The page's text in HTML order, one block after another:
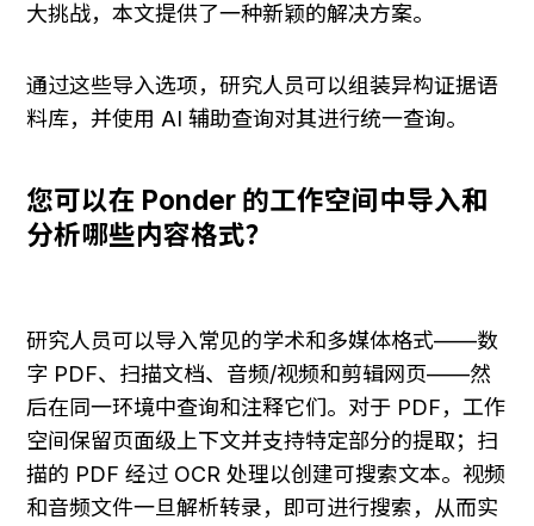
大挑战，本文提供了一种新颖的解决方案。
通过这些导入选项，研究人员可以组装异构证据语
料库，并使用 AI 辅助查询对其进行统一查询。
您可以在 Ponder 的工作空间中导入和
分析哪些内容格式？
研究人员可以导入常见的学术和多媒体格式——数
字 PDF、扫描文档、音频/视频和剪辑网页——然
后在同一环境中查询和注释它们。对于 PDF，工作
空间保留页面级上下文并支持特定部分的提取；扫
描的 PDF 经过 OCR 处理以创建可搜索文本。视频
和音频文件一旦解析转录，即可进行搜索，从而实